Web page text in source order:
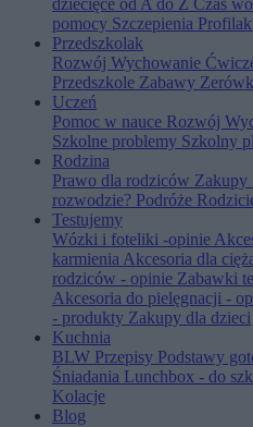
dziecięce od A do Z Czas
pomocy Szczepienia
Przedszkolak
Rozwój Wychowanie
Przedszkole Zabawy
Uczeń
Pomoc w nauce Rozwój
Szkolne problemy Szkolny
Rodzina
Prawo dla rodziców Zakupy
rozwodzie? Podróże
Testujemy
Wózki i foteliki -opinie
karmieniaAkcesoria dla
rodziców - opinie Zabawki
Akcesoria do pielęgnacji -
- produkty Zakupy dla dzieci
Kuchnia
BLW Przepisy Podstawy
Śniadania Lunchbox - do
Kolacje
Blog